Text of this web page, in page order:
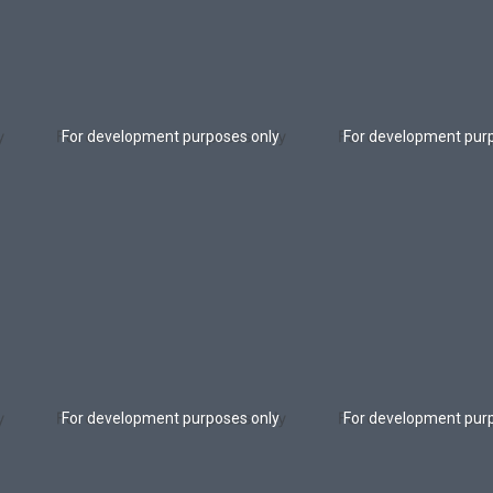
For development purposes only
For development purposes only
For development
For development